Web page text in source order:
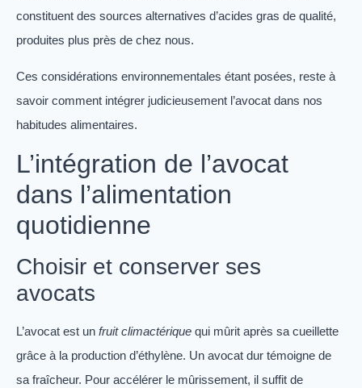
constituent des sources alternatives d’acides gras de qualité,
produites plus près de chez nous.
Ces considérations environnementales étant posées, reste à
savoir comment intégrer judicieusement l’avocat dans nos
habitudes alimentaires.
L’intégration de l’avocat
dans l’alimentation
quotidienne
Choisir et conserver ses
avocats
L’avocat est un fruit climactérique qui mûrit après sa cueillette
grâce à la production d’éthylène. Un avocat dur témoigne de
sa fraîcheur. Pour accélérer le mûrissement, il suffit de